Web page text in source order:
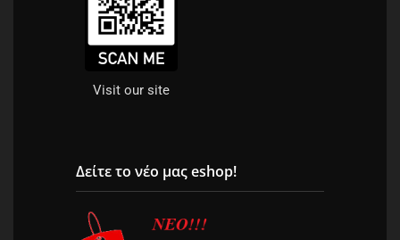
Visit our site
Δείτε το νέο μας eshop!